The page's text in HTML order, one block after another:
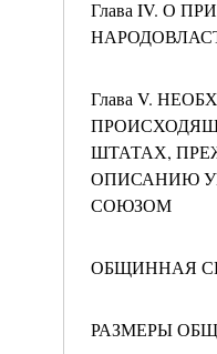
Глава IV. О
Глава V.
ШТАТАХ,
ОПИСАНИЮ
СОЮЗОМ
ОБЩИННАЯ
РАЗМЕРЫ